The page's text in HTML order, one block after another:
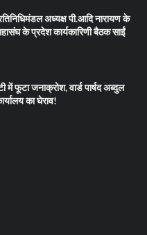
अध्यक्ष पी.आदि नारायण के
के प्रदेश कार्यकारिणी बैठक साईं
में फूटा जनाक्रोश, वार्ड पार्षद अब्दुल
का घेराव!